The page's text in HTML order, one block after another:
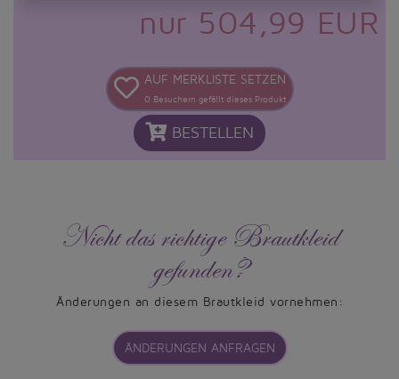
nur 504,99 EUR
AUF MERKLISTE SETZEN
0 Besuchern gefällt dieses Produkt
BESTELLEN
Nicht das richtige Brautkleid
gefunden?
Änderungen an diesem Brautkleid vornehmen:
ÄNDERUNGEN ANFRAGEN